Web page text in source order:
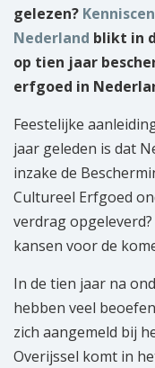
gelezen?
Nederland blikt in
op tien jaar
erfgoed in
Feestelijke
jaar geleden is dat
inzake de
Cultureel Erfgoed
verdrag
kansen voor de
In de tien jaar na
hebben veel
zich aangemeld bij
Overijssel komt in